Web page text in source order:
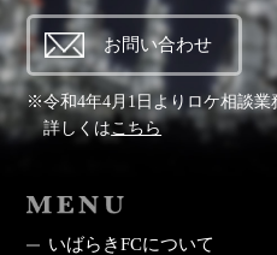
お問い合わせ
※令和4年4月1日よりロケ相談
詳しくはこちら
いばらきFCについて